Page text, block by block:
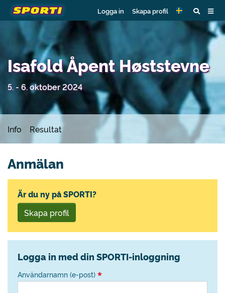
Logga in Skapa profil
Isafold Åpent Høststevne
5. - 6. oktober 2024
Info Resultat
Anmälan
Är du ny på SPORTI?
Skapa profil
Logga in med din SPORTI-inloggning
Användarnamn (e-post)